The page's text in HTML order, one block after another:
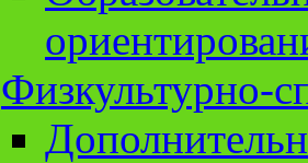
Физкультурно-